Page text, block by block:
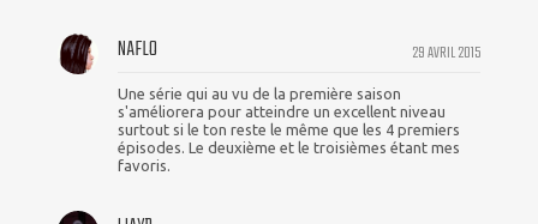
29 AVRIL 2015
NAFLO
Une série qui au vu de la première saison
s'améliorera pour atteindre un excellent niveau
surtout si le ton reste le même que les 4 premiers
épisodes. Le deuxième et le troisièmes étant mes
favoris.